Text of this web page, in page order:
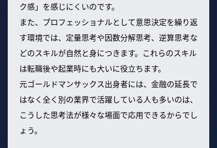
ク感」を感じにくいのです。
また、プロフェッショナルとして意思決定を繰り返
す環境では、定量思考や因数分解思考、逆算思考な
どのスキルが自然と身につきます。これらのスキル
は転職後や起業時にも大いに役立ちます。
元ゴールドマンサックス出身者には、金融の延長で
はなく全く別の業界で活躍している人も多いのは、
こうした思考法が様々な場面で応用できるからでし
ょう。